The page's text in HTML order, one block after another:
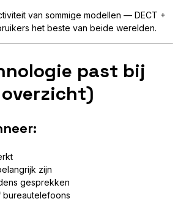
van sommige modellen — DECT +
het beste van beide werelden.
past bij
zijn
gesprekken
bureautelefoons